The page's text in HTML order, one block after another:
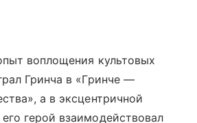
воплощения культовых
Гринча в «Гринче —
а в эксцентричной
герой взаимодействовал